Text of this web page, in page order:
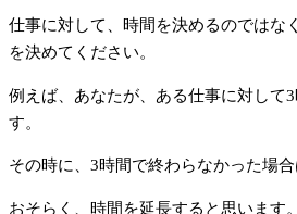
仕事に対して、時間を決めるのではな
を決めてください。
例えば、あなたが、ある仕事に対して
す。
その時に、3時間で終わらなかった場
おそらく、時間を延長すると思います。